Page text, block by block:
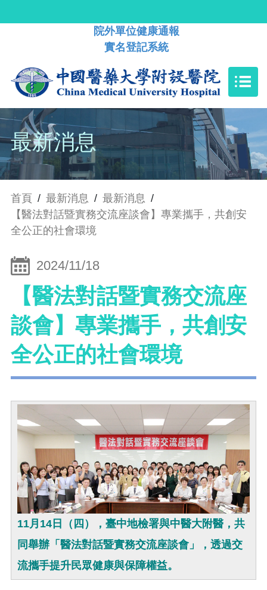
院外單位健康通報
實名登記系統
最新消息
首頁 / 最新消息 / 最新消息 /
【醫法對話暨實務交流座談會】專業攜手，共創安
全公正的社會環境
2024/11/18
【醫法對話暨實務交流座
談會】專業攜手，共創安
全公正的社會環境
11月14日（四），臺中地檢署與中醫大附醫，共
同舉辦「醫法對話暨實務交流座談會」，透過交
流攜手提升民眾健康與保障權益。